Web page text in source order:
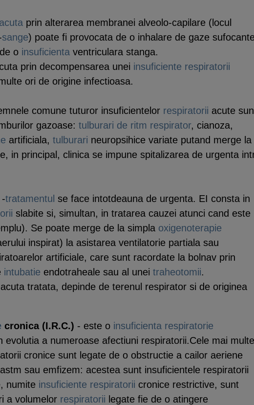
prin alterarea membranei alveolo-capilare (locul
sange) poate fi provocata de o inhalare de gaze
o insuficienta ventriculara stanga.
prin decompensarea unei insuficiente respiratorii
ori de origine infectioasa.
comune tuturor insuficientelor respiratorii acute
gazoase: tulburari de ritm respirator, cianoza,
artificiala, tulburari neuropsihice variate putand merge la
in principal, clinica se impune spitalizarea de urgenta
-tratamentul se face intotdeauna de urgenta. EI consta in
slabite si, simultan, in tratarea cauzei atunci cand este
Se poate merge de la simpla oxigenoterapie
inspirat) la asistarea ventilatorie partiala sau
artificiale, care sunt racordate la bolnav prin
intubatie endotraheale sau al unei traheotomii.
tratata, depinde de terenul respirator si de originea
cronica (I.R.C.) - este o insuficienta respiratorie
evolutia a numeroase afectiuni respiratorii.Cele mai multe
cronice sunt legate de o obstructie a cailor aeriene
sau emfizem: acestea sunt insuficientele respiratorii
numite insuficiente respiratorii cronice restrictive, sunt
a volumelor respiratorii legate fie de o atingere